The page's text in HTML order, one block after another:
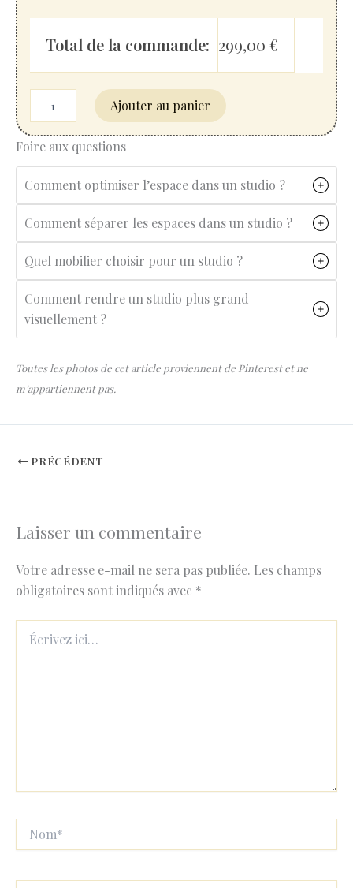
Total de la commande: 299,00 €
e
P
è
c
e
d
e
v
i
e
Ajouter au panier
Foire aux questions
Comment optimiser l’espace dans un studio ?
Comment séparer les espaces dans un studio ?
Quel mobilier choisir pour un studio ?
Comment rendre un studio plus grand
visuellement ?
Toutes les photos de cet article proviennent de Pinterest et ne
m’appartiennent pas.
PRÉCÉDENT
Laisser un commentaire
Votre adresse e-mail ne sera pas publiée. Les champs
obligatoires sont indiqués avec *
ici…